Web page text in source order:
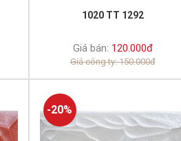
1020 TT 1292
Giá bán: 120.000đ
Giá công ty: 150.000đ
-20%